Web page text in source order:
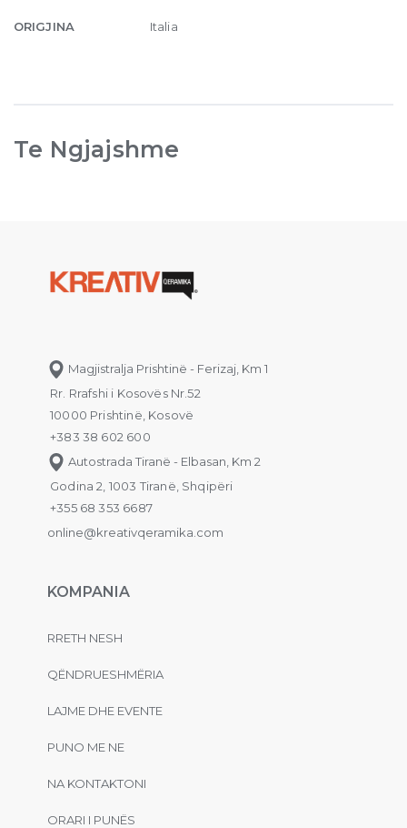
ORIGJINA Italia
Te Ngjajshme
Magjistralja Prishtinë - Ferizaj, Km 1
Rr. Rrafshi i Kosovës Nr.52
10000 Prishtinë, Kosovë
+383 38 602 600
Autostrada Tiranë - Elbasan, Km 2
Godina 2, 1003 Tiranë, Shqipëri
+355 68 353 6687
online@kreativqeramika.com
KOMPANIA
RRETH NESH
QËNDRUESHMËRIA
LAJME DHE EVENTE
PUNO ME NE
NA KONTAKTONI
ORARI I PUNËS